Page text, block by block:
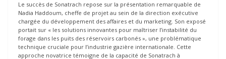
Le succès de Sonatrach repose sur la présentation remarquable de
Nadia Haddoum, cheffe de projet au sein de la direction exécutive
chargée du développement des affaires et du marketing. Son exposé
portait sur « les solutions innovantes pour maîtriser l’instabilité du
forage dans les puits des réservoirs carbonés », une problématique
technique cruciale pour l’industrie gazière internationale. Cette
approche novatrice témoigne de la capacité de Sonatrach à